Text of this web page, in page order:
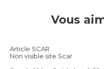
Vous
Article SCAR
Non visible site Scar